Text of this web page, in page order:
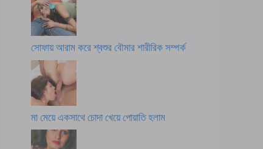
সোফায় আরাম করে শ্বশুর বৌমার শারীরিক সম্পর্ক
মা মেয়ে একসাথে চোদা খেয়ে পোয়াতি হলাম